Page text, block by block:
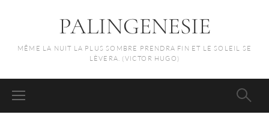
PALINGENESIE
MÊME LA NUIT LA PLUS SOMBRE PRENDRA FIN ET LE SOLEIL SE
LÈVERA. (VICTOR HUGO)